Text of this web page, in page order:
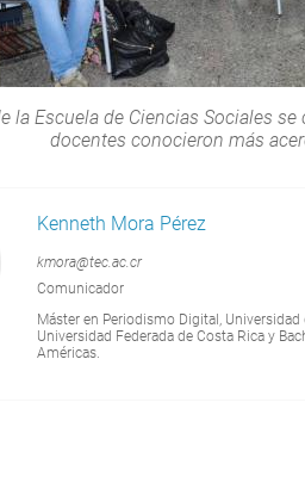
la Escuela de Ciencias Sociales
docentes conocieron más
Kenneth Mora Pérez
kmora@tec.ac.cr
Comunicador
Máster en Periodismo Digital,
Universidad Federada de Costa Rica y
Américas.